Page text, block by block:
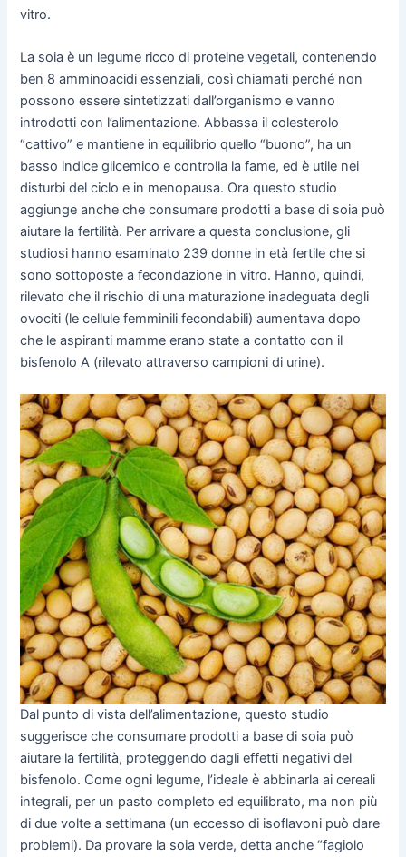
vitro.
La soia è un legume ricco di proteine vegetali, contenendo
ben 8 amminoacidi essenziali, così chiamati perché non
possono essere sintetizzati dall’organismo e vanno
introdotti con l’alimentazione. Abbassa il colesterolo
“cattivo” e mantiene in equilibrio quello “buono”, ha un
basso indice glicemico e controlla la fame, ed è utile nei
disturbi del ciclo e in menopausa. Ora questo studio
aggiunge anche che consumare prodotti a base di soia può
aiutare la fertilità. Per arrivare a questa conclusione, gli
studiosi hanno esaminato 239 donne in età fertile che si
sono sottoposte a fecondazione in vitro. Hanno, quindi,
rilevato che il rischio di una maturazione inadeguata degli
ovociti (le cellule femminili fecondabili) aumentava dopo
che le aspiranti mamme erano state a contatto con il
bisfenolo A (rilevato attraverso campioni di urine).
Dal punto di vista dell’alimentazione, questo studio
suggerisce che consumare prodotti a base di soia può
aiutare la fertilità, proteggendo dagli effetti negativi del
bisfenolo. Come ogni legume, l’ideale è abbinarla ai cereali
integrali, per un pasto completo ed equilibrato, ma non più
di due volte a settimana (un eccesso di isoflavoni può dare
problemi). Da provare la soia verde, detta anche “fagiolo